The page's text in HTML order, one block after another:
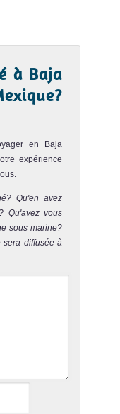
MV Solmar V Avis
Croisière
Plongée
bateau de croisière-
à Baja
en Baja
expérience
Qu'en avez
Qu'avez vous
sous marine?
diffusée à